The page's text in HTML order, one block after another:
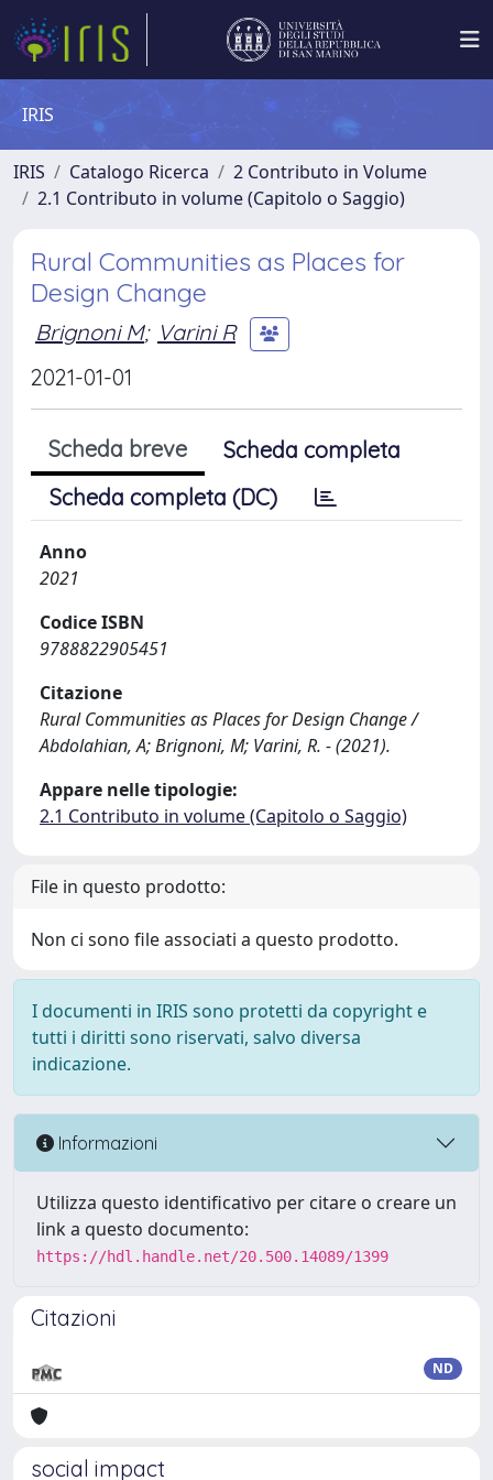
IRIS
IRIS Catalogo Ricerca
2 Contributo in Volume
2.1 Contributo in volume (Capitolo o Saggio)
Rural Communities as Places for
Design Change
Brignoni M; Varini R
2021-01-01
Scheda breve
Scheda completa
Scheda completa (DC)
Anno
2021
Codice ISBN
9788822905451
Citazione
Rural Communities as Places for Design Change /
Abdolahian, A; Brignoni, M; Varini, R. - (2021).
Appare nelle tipologie:
2.1 Contributo in volume (Capitolo o Saggio)
File in questo prodotto:
Non ci sono file associati a questo prodotto.
I documenti in IRIS sono protetti da copyright e
tutti i diritti sono riservati, salvo diversa
indicazione.
Informazioni
Utilizza questo identificativo per citare o creare un
link a questo documento:
https://hdl.handle.net/20.500.14089/1399
Citazioni
ND
social impact